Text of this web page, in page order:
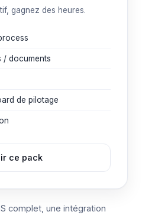
gagnez des heures.
/ documents
de pilotage
ce pack
complet, une intégration